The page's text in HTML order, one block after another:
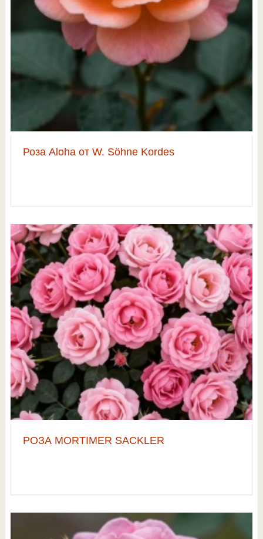
Роза Aloha от W. Söhne Kordes
РОЗА MORTIMER SACKLER